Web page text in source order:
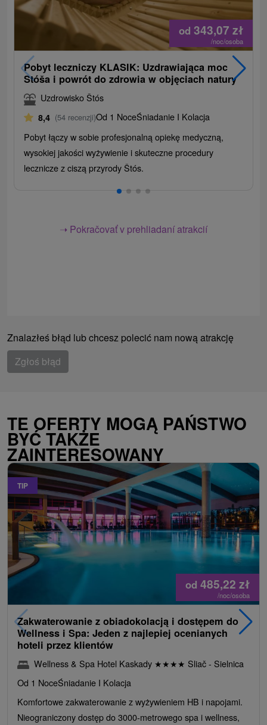
od 343,07zł
/noc/osoba
Pobyt leczniczy KLASIK: Uzdrawiająca moc
Stóša i powrót do zdrowia w objęciach natury
Uzdrowisko Štós
8,4 (54 recenzji)Od 1 NoceŚniadanie I Kolacja
Pobyt łączy w sobie profesjonalną opiekę medyczną,
wysokiej jakości wyżywienie i skuteczne procedury
lecznicze z ciszą przyrody Štós.
➝ Pokračovať v prehliadaní atrakcií
Znalazłeś błąd lub chcesz polecić nam nową atrakcję
Zgłoś błąd
TE OFERTY MOGĄ PAŃSTWO
BYĆ TAKŻE
ZAINTERESOWANY
TIP
od 485,22 zł
/noc/osoba
Zakwaterowanie z obiadokolacją i dostępem do
Wellness i Spa: Jeden z najlepiej ocenianych
hoteli przez klientów
Wellness & Spa Hotel Kaskady ★★★★ Sliač - Sielnica
Od 1 NoceŚniadanie I Kolacja
Komfortowe zakwaterowanie z wyżywieniem HB i napojami.
Nieograniczony dostęp do 3000-metrowego spa i wellness,